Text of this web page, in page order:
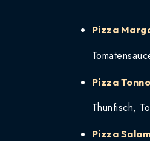
Pizza
Pizza Tonno
Thunfisch,
Pizza